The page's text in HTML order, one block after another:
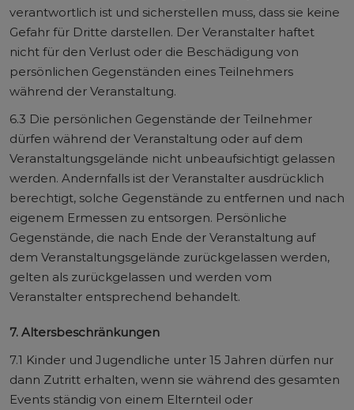
verantwortlich ist und sicherstellen muss, dass sie keine
Gefahr für Dritte darstellen. Der Veranstalter haftet
nicht für den Verlust oder die Beschädigung von
persönlichen Gegenständen eines Teilnehmers
während der Veranstaltung.
6.3 Die persönlichen Gegenstände der Teilnehmer
dürfen während der Veranstaltung oder auf dem
Veranstaltungsgelände nicht unbeaufsichtigt gelassen
werden. Andernfalls ist der Veranstalter ausdrücklich
berechtigt, solche Gegenstände zu entfernen und nach
eigenem Ermessen zu entsorgen. Persönliche
Gegenstände, die nach Ende der Veranstaltung auf
dem Veranstaltungsgelände zurückgelassen werden,
gelten als zurückgelassen und werden vom
Veranstalter entsprechend behandelt.
7. Altersbeschränkungen
7.1 Kinder und Jugendliche unter 15 Jahren dürfen nur
dann Zutritt erhalten, wenn sie während des gesamten
Events ständig von einem Elternteil oder